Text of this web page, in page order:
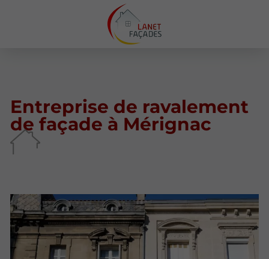
Entreprise de ravalement
de façade à Mérignac